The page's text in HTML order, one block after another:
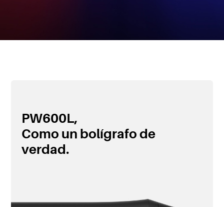
PW600L,
Como un bolígrafo de
verdad.